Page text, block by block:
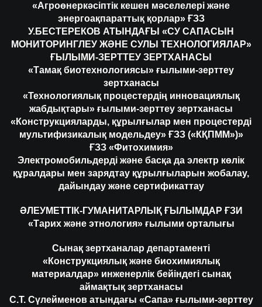
«Агроөнеркәсіптік кешен мәселелері және
энергоақпараттық қорлар» ҒЗЗ
У.БЕСТЕРЕКОВ АТЫНДАҒЫ «СУ САПАСЫН
МОНИТОРИНГЛЕУ ЖӘНЕ СУЛЫ ТЕХНОЛОГИЯЛАР»
ҒЫЛЫМИ-ЗЕРТТЕУ ЗЕРТХАНАСЫ
«Тамақ биотехнологиясы» ғылыми-зерттеу
зертханасы
«Технологиялық процестердің инновациялық
жабдықтары» ғылыми-зерттеу зертханасы
«Конструкцияларды, құрылғылар мен процестерді
мультифизикалық модельдеу» ҒЗЗ («КҚПММ»)»
ҒЗЗ «Фитохимия»
Электромобильдерді және басқа да электр көлік
құралдары мен зарядтау құрылғыларын жобалау,
дайындау және сертификаттау
ӘЛЕУМЕТТІК-ГУМАНИТАРЛЫҚ ҒЫЛЫМДАР ҒЗИ
«Тарих және этнология» ғылыми орталығы
Сынақ зертханалар департаменті
«Конструкциялық және биохимиялық
материалдар» инженерлік бейіндегі сынақ
аймақтық зертханасы
С.Т. Сүлейменов атындағы «Сапа» ғылыми-зерттеу